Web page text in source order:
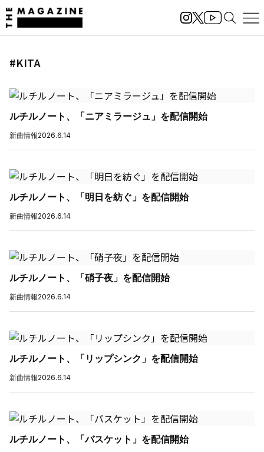
#KITA
ルチルノート、「ニアミラージュ」を配信開始
新曲情報2026.6.14
ルチルノート、「明日を紡ぐ」を配信開始
新曲情報2026.6.14
ルチルノート、「硝子夜」を配信開始
新曲情報2026.6.14
ルチルノート、「リップシンク」を配信開始
新曲情報2026.6.14
ルチルノート、「バスケット」を配信開始